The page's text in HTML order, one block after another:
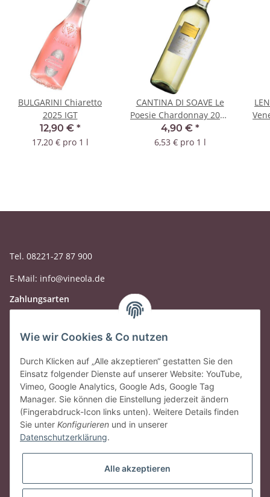
BULGARINI Chiaretto
2025 IGT
12,90 € *
17,20 € pro 1 l
CANTINA DI SOAVE Le
Poesie Chardonnay 2025
IGT
4,90 € *
6,53 € pro 1 l
Tel. 08221-27 87 900
E-Mail: info@vineola.de
Zahlungsarten
Wie wir Cookies & Co nutzen
Durch Klicken auf „Alle akzeptieren“ gestatten Sie den
Einsatz folgender Dienste auf unserer Website: YouTube,
Vimeo, Google Analytics, Google Ads, Google Tag
Manager. Sie können die Einstellung jederzeit ändern
(Fingerabdruck-Icon links unten). Weitere Details finden
Sie unter Konfigurieren und in unserer
Datenschutzerklärung.
Alle akzeptieren